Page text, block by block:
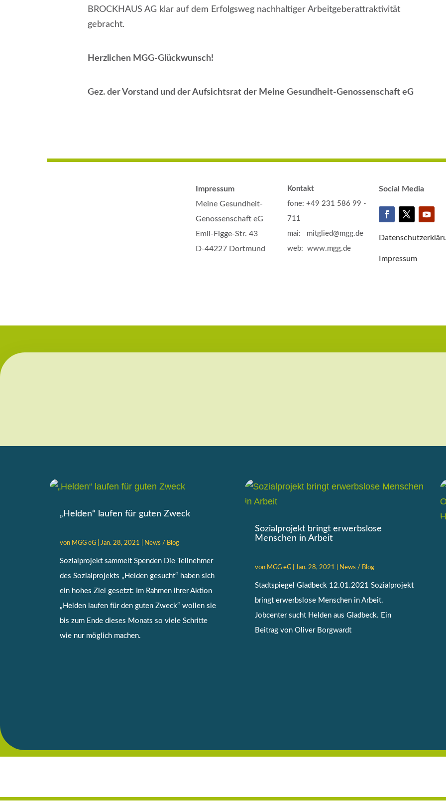
BROCKHAUS AG klar auf dem Erfolgsweg nachhaltiger Arbeitgeberattraktivität
gebracht.
Herzlichen MGG-Glückwunsch!
Gez. der Vorstand und der Aufsichtsrat der Meine Gesundheit-Genossenschaft eG
Impressum
Meine Gesundheit-
Genossenschaft eG
Emil-Figge-Str. 43
D-44227 Dortmund
Kontakt
fone: +49 231 586 99 -
711
mai: mitglied@mgg.de
web: www.mgg.de
Social Media
Impressum
„Helden“ laufen für guten Zweck
von MGG eG| Jan. 28, 2021 News / Blog
Sozialprojekt sammelt Spenden Die Teilnehmer
des Sozialprojekts „Helden gesucht“ haben sich
ein hohes Ziel gesetzt: Im Rahmen ihrer Aktion
„Helden laufen für den guten Zweck“ wollen sie
bis zum Ende dieses Monats so viele Schritte
wie nur möglich machen.
Sozialprojekt bringt erwerbslose
Menschen in Arbeit
von MGG eG Jan. 28, 2021 News / Blog
Stadtspiegel Gladbeck 12.01.2021 Sozialprojekt
bringt erwerbslose Menschen in Arbeit.
Jobcenter sucht Helden aus Gladbeck. Ein
Beitrag von Oliver Borgwardt